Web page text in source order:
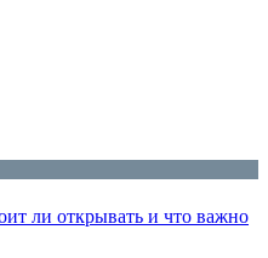
ли открывать и что важно